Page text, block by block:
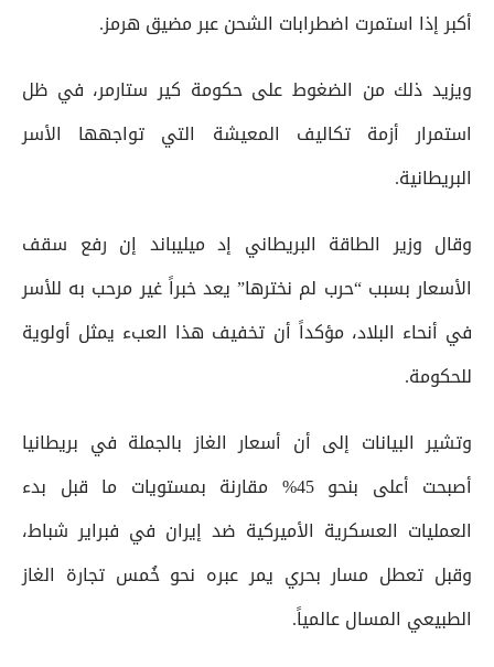
أكبر إذا استمرت اضطرابات الشحن عبر مضيق هرمز.
ويزيد ذلك من الضغوط على حكومة كير ستارمر، في ظل
استمرار أزمة تكاليف المعيشة التي تواجهها الأسر
البريطانية.
وقال وزير الطاقة البريطاني إد ميليباند إن رفع سقف
الأسعار بسبب “حرب لم نخترها” يعد خبراً غير مرحب به للأسر
في أنحاء البلاد، مؤكداً أن تخفيف هذا العبء يمثل أولوية
للحكومة.
وتشير البيانات إلى أن أسعار الغاز بالجملة في بريطانيا
أصبحت أعلى بنحو 45% مقارنة بمستويات ما قبل بدء
العمليات العسكرية الأميركية ضد إيران في فبراير شباط،
وقبل تعطل مسار بحري يمر عبره نحو خُمس تجارة الغاز
الطبيعي المسال عالمياً.